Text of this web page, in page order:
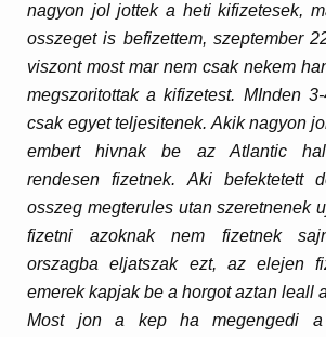
nagyon jol jottek a heti kifizetesek,
osszeget is befizettem, szeptember
viszont most mar nem csak nekem
megszoritottak a kifizetest. MInden
csak egyet teljesitenek. Akik nagyon
embert hivnak be az Atlantic
rendesen fizetnek. Aki befektetett
osszeg megterules utan szeretnenek
fizetni azoknak nem fizetnek
orszagba eljatszak ezt, az elejen
emerek kapjak be a horgot aztan leall
Most jon a kep ha megengedi a